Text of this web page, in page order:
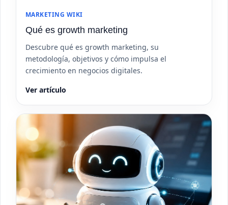
MARKETING WIKI
Qué es growth marketing
Descubre qué es growth marketing, su
metodología, objetivos y cómo impulsa el
crecimiento en negocios digitales.
Ver artículo